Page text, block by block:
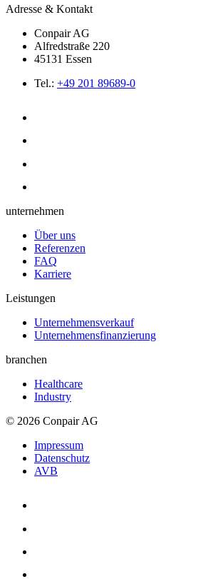
Adresse & Kontakt
Conpair AG
Alfredstraße 220
45131 Essen
Tel.: +49 201 89689-0
unternehmen
Über uns
Referenzen
FAQ
Karriere
Leistungen
Unternehmensverkauf
Unternehmens­finanzierung
branchen
Healthcare
Industry
© 2026 Conpair AG
Impressum
Datenschutz
AVB